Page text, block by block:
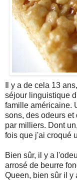
Il y a de cela 13
séjour linguistique
famille américaine.
sons, des odeurs
par milliers. Dont
fois que j'ai croqué
Bien sûr, il y a
arrosé de beurre
Queen, bien sûr il y